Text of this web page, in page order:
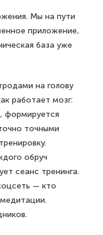
Мы на пути
приложение,
база уже
на голову
работает мозг:
формируется
точными
обруч
сеанс тренинга.
— кто